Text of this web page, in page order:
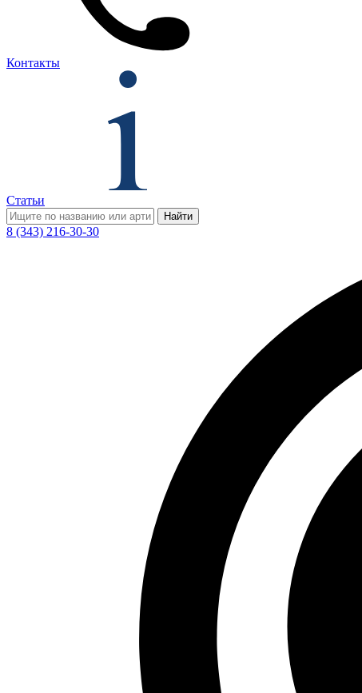
Контакты
Статьи
Найти
8 (343) 216-30-30